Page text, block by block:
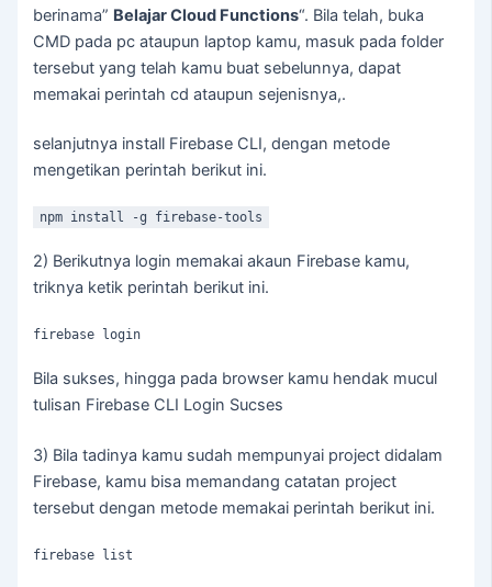
berinama” Belajar Cloud Functions“. Bila telah, buka
CMD pada pc ataupun laptop kamu, masuk pada folder
tersebut yang telah kamu buat sebelunnya, dapat
memakai perintah cd ataupun sejenisnya,.
selanjutnya install Firebase CLI, dengan metode
mengetikan perintah berikut ini.
npm install -g firebase-tools
2) Berikutnya login memakai akaun Firebase kamu,
triknya ketik perintah berikut ini.
firebase login
Bila sukses, hingga pada browser kamu hendak mucul
tulisan Firebase CLI Login Sucses
3) Bila tadinya kamu sudah mempunyai project didalam
Firebase, kamu bisa memandang catatan project
tersebut dengan metode memakai perintah berikut ini.
firebase list